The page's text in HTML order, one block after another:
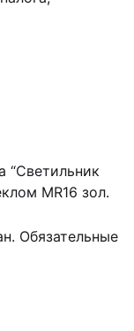
“Светильник
MR16 зол.
Обязательные